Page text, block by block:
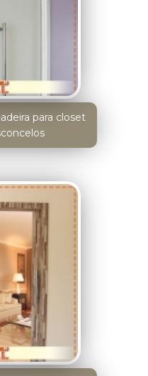
para closet